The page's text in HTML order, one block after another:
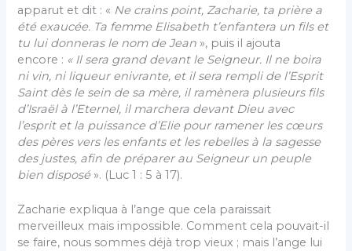
apparut et dit : « Ne crains point, Zacharie, ta prière a
été exaucée. Ta femme Elisabeth t’enfantera un fils et
tu lui donneras le nom de Jean », puis il ajouta
encore : « Il sera grand devant le Seigneur. Il ne boira
ni vin, ni liqueur enivrante, et il sera rempli de l’Esprit
Saint dès le sein de sa mère, il ramènera plusieurs fils
d’Israël à l’Eternel, il marchera devant Dieu avec
l’esprit et la puissance d’Elie pour ramener les cœurs
des pères vers les enfants et les rebelles à la sagesse
des justes, afin de préparer au Seigneur un peuple
bien disposé». (Luc 1 : 5 à 17).
Zacharie expliqua à l’ange que cela paraissait
merveilleux mais impossible. Comment cela pouvait-il
se faire, nous sommes déjà trop vieux ; mais l’ange lui